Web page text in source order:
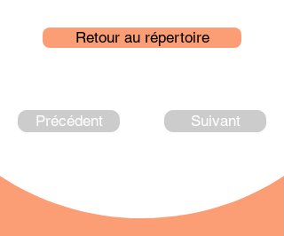
Retour au répertoire
Précédent Suivant